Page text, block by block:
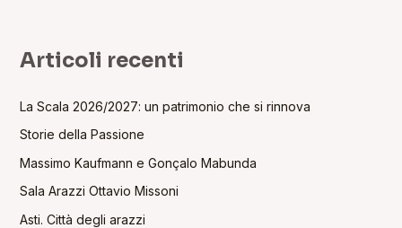
Articoli recenti
La Scala 2026/2027: un patrimonio che si rinnova
Storie della Passione
Massimo Kaufmann e Gonçalo Mabunda
Sala Arazzi Ottavio Missoni
Asti. Città degli arazzi